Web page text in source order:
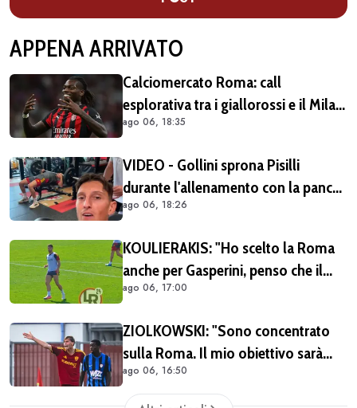
APPENA ARRIVATO
Calciomercato Roma: call
esplorativa tra i giallorossi e il Milan.
Sul tavolo le situazioni di Leao e
ago 06, 18:35
VIDEO - Gollini sprona Pisilli
durante l'allenamento con la panca
piana: "Vai Piso! Forza!"
ago 06, 18:26
KOULIERAKIS: "Ho scelto la Roma
anche per Gasperini, penso che il
suo stile di gioco sia adatto alle mie
ago 06, 17:00
ZIOLKOWSKI: "Sono concentrato
sulla Roma. Il mio obiettivo sarà
giocare il più possibile. La
Champions? Un'emozione unica"
ago 06, 16:50